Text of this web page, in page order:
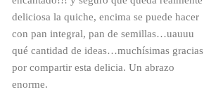
deliciosa la quiche, encima se puede hacer
con pan integral, pan de semillas…uauuu
qué cantidad de ideas…muchísimas gracias
por compartir esta delicia. Un abrazo
enorme.